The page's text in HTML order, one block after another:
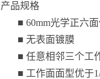
产品规格
■ 60mm光学正六
■ 无表面镀膜
■ 任意相邻三个工
■ 工作面面型优于